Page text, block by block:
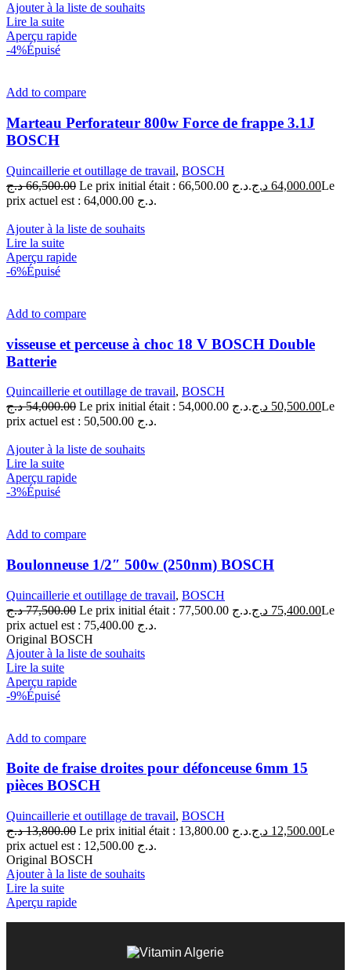
Ajouter à la liste de souhaits
Lire la suite
Aperçu rapide
-4%Épuisé
Add to compare
Marteau Perforateur 800w Force de frappe 3.1J
BOSCH
Quincaillerie et outillage de travail, BOSCH
66,500.00 د.ج Le prix initial était : 66,500.00 د.ج. 64,000.00 د.ج
Le
prix actuel est : 64,000.00 د.ج.
Ajouter à la liste de souhaits
Lire la suite
Aperçu rapide
-6%Épuisé
Add to compare
visseuse et perceuse à choc 18 V BOSCH Double
Batterie
Quincaillerie et outillage de travail, BOSCH
54,000.00 د.ج Le prix initial était : 54,000.00 د.ج. 50,500.00 د.ج
Le
prix actuel est : 50,500.00 د.ج.
Ajouter à la liste de souhaits
Lire la suite
Aperçu rapide
-3%Épuisé
Add to compare
Boulonneuse 1/2″ 500w (250nm) BOSCH
Quincaillerie et outillage de travail, BOSCH
77,500.00 د.ج Le prix initial était : 77,500.00 د.ج. 75,400.00 د.ج
Le
prix actuel est : 75,400.00 د.ج.
Original BOSCH
Ajouter à la liste de souhaits
Lire la suite
Aperçu rapide
-9%Épuisé
Add to compare
Boite de fraise droites pour défonceuse 6mm 15
pièces BOSCH
Quincaillerie et outillage de travail, BOSCH
13,800.00 د.ج Le prix initial était : 13,800.00 د.ج. 12,500.00 د.ج
Le
prix actuel est : 12,500.00 د.ج.
Original BOSCH
Ajouter à la liste de souhaits
Lire la suite
Aperçu rapide